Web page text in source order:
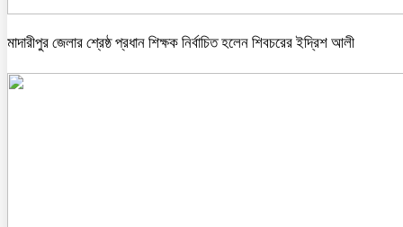
মাদারীপুর জেলার শ্রেষ্ঠ প্রধান শিক্ষক নির্বাচিত হলেন শিবচরের ইদ্রিশ আলী